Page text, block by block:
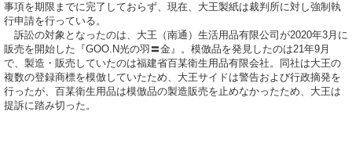
事項を期限までに完了しておらず、現在、大王製紙は裁判所に対し強制執
行申請を行っている。
訴訟の対象となったのは、大王（南通）生活用品有限公司が2020年3月に
販売を開始した『GOO.N光の羽〓金』。模倣品を発見したのは21年9月
で、製造・販売していたのは福建省百某衛生用品有限会社。同社は大王の
複数の登録商標を模倣していたため、大王サイドは警告および行政摘発を
行ったが、百某衛生用品は模倣品の製造販売を止めなかったため、大王は
提訴に踏み切った。